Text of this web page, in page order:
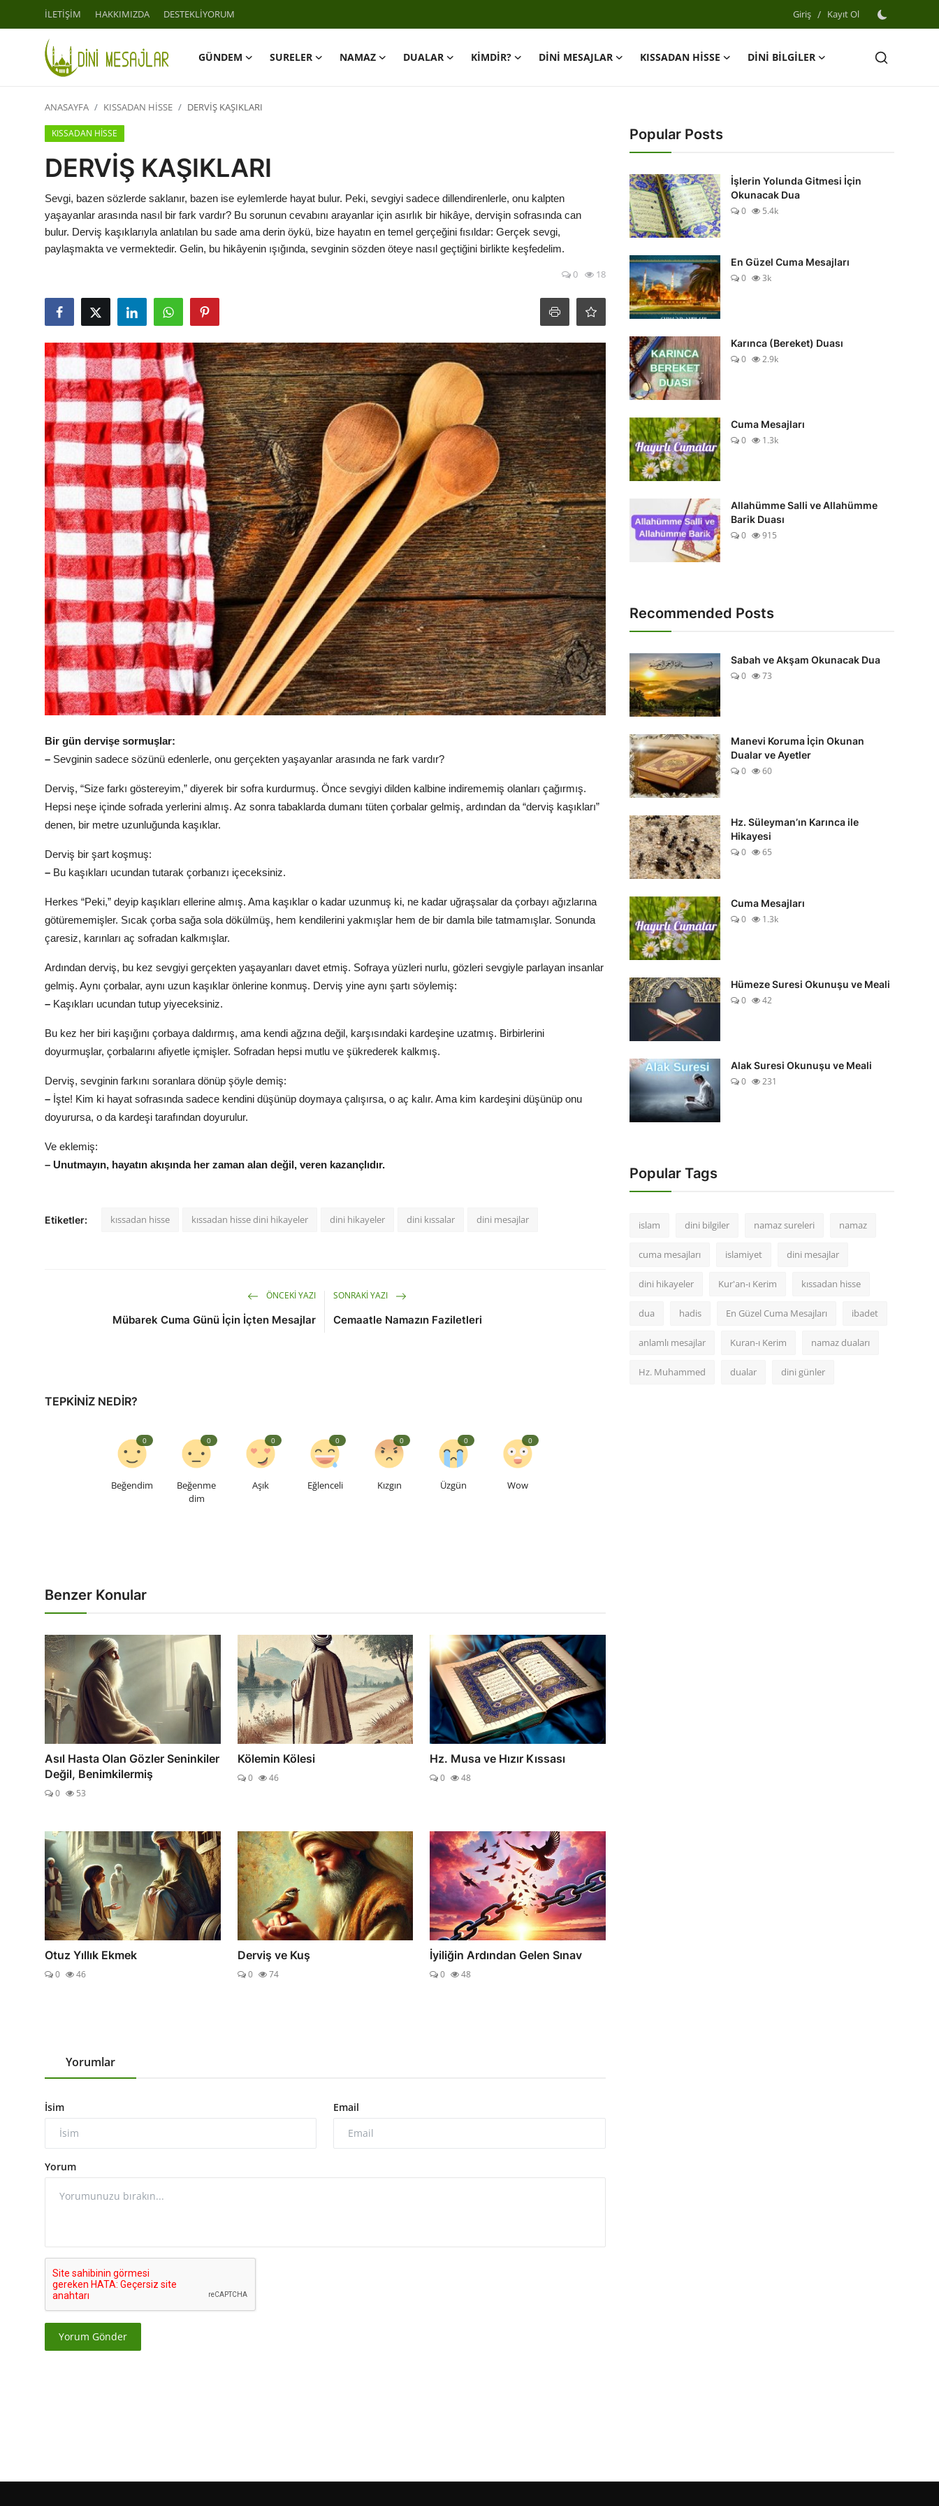
İLETİŞİM HAKKIMIZDA DESTEKLİYORUM Giriş / Kayıt Ol
GÜNDEM SURELER NAMAZ DUALAR KİMDİR? DİNİ MESAJLAR KISSADAN HİSSE
DİNİ BİLGİLER
Giriş
DESTEKLİYORUM
SURELER
DUALAR
KİMDİR?
DİNİ MESAJLAR
KISSADAN HİSSE
DİNİ BİLGİLER
ANASAYFA KISSADAN HİSSE DERVİŞ KAŞIKLARI
KISSADAN HİSSE
DERVİŞ KAŞIKLARI
Sevgi, bazen sözlerde saklanır, bazen ise eylemlerde hayat bulur. Peki, sevgiyi sadece dillendirenlerle, onu kalpten
yaşayanlar arasında nasıl bir fark vardır? Bu sorunun cevabını arayanlar için asırlık bir hikâye, dervişin sofrasında can
bulur. Derviş kaşıklarıyla anlatılan bu sade ama derin öykü, bize hayatın en temel gerçeğini fısıldar: Gerçek sevgi,
paylaşmakta ve vermektedir. Gelin, bu hikâyenin ışığında, sevginin sözden öteye nasıl geçtiğini birlikte keşfedelim.
0 18
Bir gün dervişe sormuşlar:
– Sevginin sadece sözünü edenlerle, onu gerçekten yaşayanlar arasında ne fark vardır?
Derviş, “Size farkı göstereyim,” diyerek bir sofra kurdurmuş. Önce sevgiyi dilden kalbine indirememiş olanları çağırmış.
Hepsi neşe içinde sofrada yerlerini almış. Az sonra tabaklarda dumanı tüten çorbalar gelmiş, ardından da “derviş kaşıkları”
denen, bir metre uzunluğunda kaşıklar.
Derviş bir şart koşmuş:
– Bu kaşıkları ucundan tutarak çorbanızı içeceksiniz.
Herkes “Peki,” deyip kaşıkları ellerine almış. Ama kaşıklar o kadar uzunmuş ki, ne kadar uğraşsalar da çorbayı ağızlarına
götürememişler. Sıcak çorba sağa sola dökülmüş, hem kendilerini yakmışlar hem de bir damla bile tatmamışlar. Sonunda
çaresiz, karınları aç sofradan kalkmışlar.
Ardından derviş, bu kez sevgiyi gerçekten yaşayanları davet etmiş. Sofraya yüzleri nurlu, gözleri sevgiyle parlayan insanlar
gelmiş. Aynı çorbalar, aynı uzun kaşıklar önlerine konmuş. Derviş yine aynı şartı söylemiş:
– Kaşıkları ucundan tutup yiyeceksiniz.
Bu kez her biri kaşığını çorbaya daldırmış, ama kendi ağzına değil, karşısındaki kardeşine uzatmış. Birbirlerini
doyurmuşlar, çorbalarını afiyetle içmişler. Sofradan hepsi mutlu ve şükrederek kalkmış.
Derviş, sevginin farkını soranlara dönüp şöyle demiş:
– İşte! Kim ki hayat sofrasında sadece kendini düşünüp doymaya çalışırsa, o aç kalır. Ama kim kardeşini düşünüp onu
doyurursa, o da kardeşi tarafından doyurulur.
Ve eklemiş:
– Unutmayın, hayatın akışında her zaman alan değil, veren kazançlıdır.
Etiketler: kıssadan hisse kıssadan hisse dini hikayeler dini hikayeler dini kıssalar dini mesajlar
ÖNCEKI YAZI
Mübarek Cuma Günü İçin İçten Mesajlar
SONRAKI YAZI
Cemaatle Namazın Faziletleri
TEPKINIZ NEDIR?
Beğendim
0
Beğenme
dim
0
Aşık
0
Eğlenceli
0
Kızgın
0
Üzgün
0
Wow
0
Benzer Konular
Asıl Hasta Olan Gözler Seninkiler
Değil, Benimkilermiş
0 53
Kölemin Kölesi
0 46
Hz. Musa ve Hızır Kıssası
0 48
Otuz Yıllık Ekmek
0 46
Derviş ve Kuş
0 74
İyiliğin Ardından Gelen Sınav
0 48
Yorumlar
İsim Email
Yorum
Yorum Gönder
Popular Posts
İşlerin Yolunda Gitmesi İçin
Okunacak Dua
0
5.4k
En Güzel Cuma Mesajları
0
3k
Karınca (Bereket) Duası
0
2.9k
Cuma Mesajları
0
1.3k
Allahümme Salli ve Allahümme
Barik Duası
0
915
Recommended Posts
Sabah ve Akşam Okunacak Dua
0
73
Manevi Koruma İçin Okunan
Dualar ve Ayetler
0
60
Hz. Süleyman’ın Karınca ile
Hikayesi
0
65
Cuma Mesajları
0
1.3k
Hümeze Suresi Okunuşu ve Meali
0
42
Alak Suresi Okunuşu ve Meali
0
231
Popular Tags
islam dini bilgiler namaz sureleri namaz
cuma mesajları islamiyet dini mesajlar
dini hikayeler Kur'an-ı Kerim kıssadan hisse
dua hadis En Güzel Cuma Mesajları ibadet
anlamlı mesajlar Kuran-ı Kerim namaz duaları
Hz. Muhammed dualar dini günler